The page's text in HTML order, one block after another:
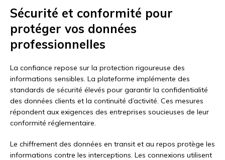
Sécurité et conformité pour
protéger vos données
professionnelles
La confiance repose sur la protection rigoureuse des
informations sensibles. La plateforme implémente des
standards de sécurité élevés pour garantir la confidentialité
des données clients et la continuité d’activité. Ces mesures
répondent aux exigences des entreprises soucieuses de leur
conformité réglementaire.
Le chiffrement des données en transit et au repos protège les
informations contre les interceptions. Les connexions utilisent